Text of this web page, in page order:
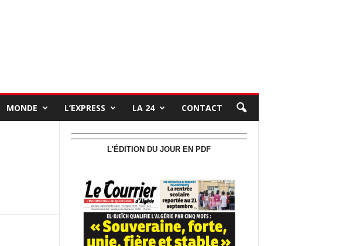
MONDE L’EXPRESS LA 24 CONTACT
L'ÉDITION DU JOUR EN PDF